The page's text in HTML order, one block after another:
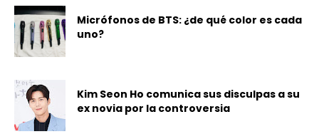
Micrófonos de BTS: ¿de qué color es cada
uno?
Kim Seon Ho comunica sus disculpas a su
ex novia por la controversia